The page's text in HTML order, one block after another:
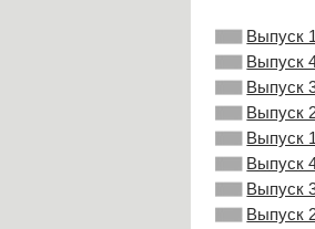
Выпуск
Выпуск
Выпуск
Выпуск
Выпуск
Выпуск
Выпуск
Выпуск